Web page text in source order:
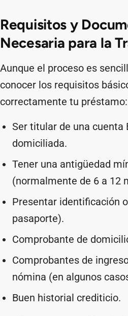
Requisitos y
Necesaria para la
Aunque el proceso es
conocer los requisitos
correctamente tu préstamo:
Ser titular de una cuenta
domiciliada.
Tener una antigüedad
(normalmente de 6 a 12
Presentar identificación
pasaporte).
Comprobante de
Comprobantes de
nómina (en algunos
Buen historial crediticio.